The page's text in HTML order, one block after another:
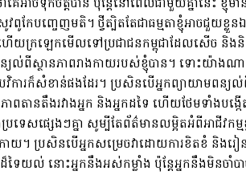
េ​អាច​ទុក​ចិត្ត​បាន ប៉ុន្តែ​នៅ​ពេល​ជាមួយ​គ្នា​នេះ ខ្ញុំ​ម
ពូកែ​បញ្ចេញ​មតិ។ ថ្វីត្បិតតែជាធម្មតាខ្ញុំអាចជួយខ្លួ
ហើយក្រឡេកមើលទៅប្រជាជនកម្ពុជាដែលសើច និង
ពន្យល់ពីស្ថានភាពរាងកាយរបស់ខ្ញុំបាន។ ទោះយ៉
វិការក៏សំខាន់ផងដែរ។ ប្រសិនបើអ្នកព្យាយាមព
យភាពតានតឹងរវាងអ្នក និងអ្នកដទៃ ហើយថែមទាំងប
រទេសផ្សេងៗគ្នា សូម្បីតែព័ត៌មានលម្អិតអំពីអាជីវកម្
។ ប្រសិនបើអ្នកសម្រេចវាដោយការខិតខំ និងរ
កដ៏ទៃយល់ នោះអ្នកនឹងអស់កម្លាំង ប៉ុន្តែអ្នកនឹងមិនចាំ